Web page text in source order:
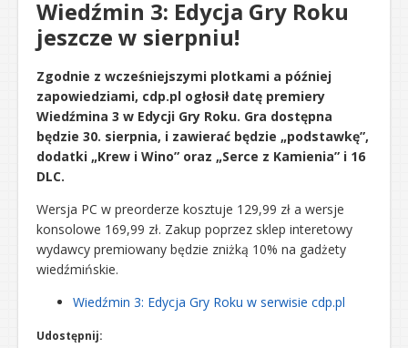
Wiedźmin 3: Edycja Gry Roku
jeszcze w sierpniu!
Zgodnie z wcześniejszymi plotkami a później
zapowiedziami, cdp.pl ogłosił datę premiery
Wiedźmina 3 w Edycji Gry Roku. Gra dostępna
będzie 30. sierpnia, i zawierać będzie „podstawkę”,
dodatki „Krew i Wino” oraz „Serce z Kamienia” i 16
DLC.
Wersja PC w preorderze kosztuje 129,99 zł a wersje
konsolowe 169,99 zł. Zakup poprzez sklep interetowy
wydawcy premiowany będzie zniżką 10% na gadżety
wiedźmińskie.
Wiedźmin 3: Edycja Gry Roku w serwisie cdp.pl
Udostępnij: